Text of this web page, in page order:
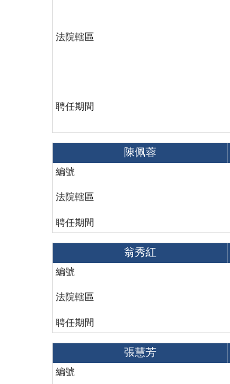
法院轄區
聘任期間
陳佩蓉
編號
法院轄區
聘任期間
翁秀紅
編號
法院轄區
聘任期間
張慧芳
編號